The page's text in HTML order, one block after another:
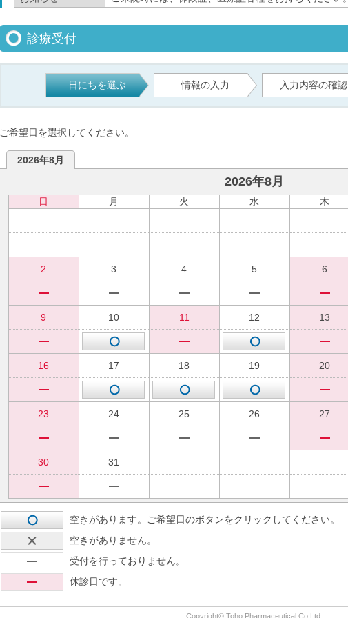
診療受付
日にちを選ぶ 情報の入力 入力内容の確認
ご希望日を選択してください。
2026年8月
2026年8月
日 月 火 水 木
2 3 4 5 6
9 10 11 12 13
16 17 18 19 20
23 24 25 26 27
30 31
空きがあります。ご希望日のボタンをクリックしてください。
空きがありません。
受付を行っておりません。
休診日です。
Copyright© Toho Pharmaceutical Co,Ltd.